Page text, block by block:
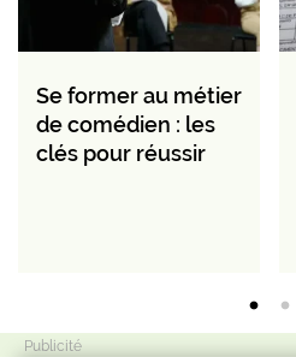
Se former au métier
de comédien : les
clés pour réussir